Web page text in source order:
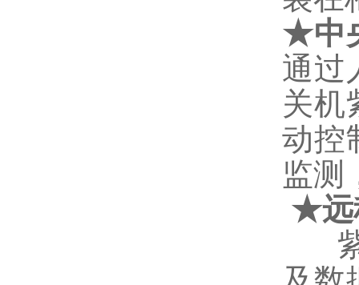
★中
通过
关机
动控
监测
★